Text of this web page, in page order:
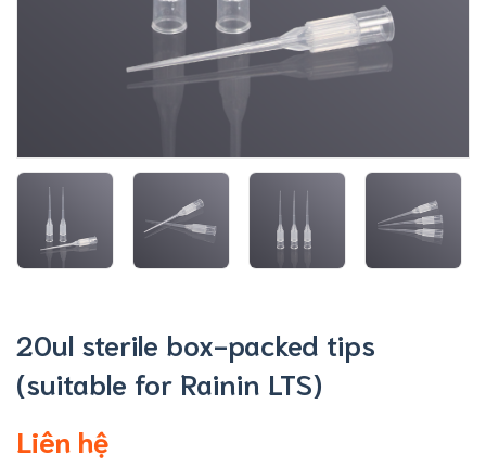
20ul sterile box-packed tips
(suitable for Rainin LTS)
Liên hệ